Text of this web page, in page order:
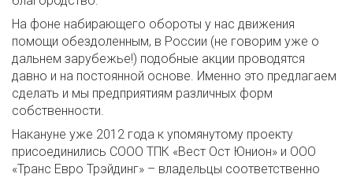
На фоне набирающего обороты у нас движения
помощи обездоленным, в России (не говорим уже о
дальнем зарубежье!) подобные акции проводятся
давно и на постоянной основе. Именно это предлагаем
сделать и мы предприятиям различных форм
собственности.
Накануне уже 2012 года к упомянутому проекту
присоединились СООО ТПК «Вест Ост Юнион» и ООО
«Транс Евро Трэйдинг» – владельцы соответственно